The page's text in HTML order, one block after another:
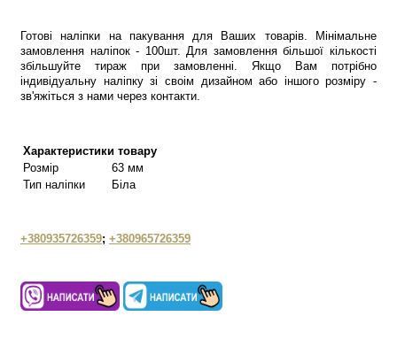
Готові наліпки на пакування для Ваших товарів. Мінімальне
замовлення наліпок - 100шт. Для замовлення більшої кількості
збільшуйте тираж при замовленні. Якщо Вам потрібно
індивідуальну наліпку зі своім дизайном або іншого розміру -
зв'яжіться з нами через контакти.
Характеристики товару
Розмір
63 мм
Тип наліпки
Біла
+380935726359; +380965726359